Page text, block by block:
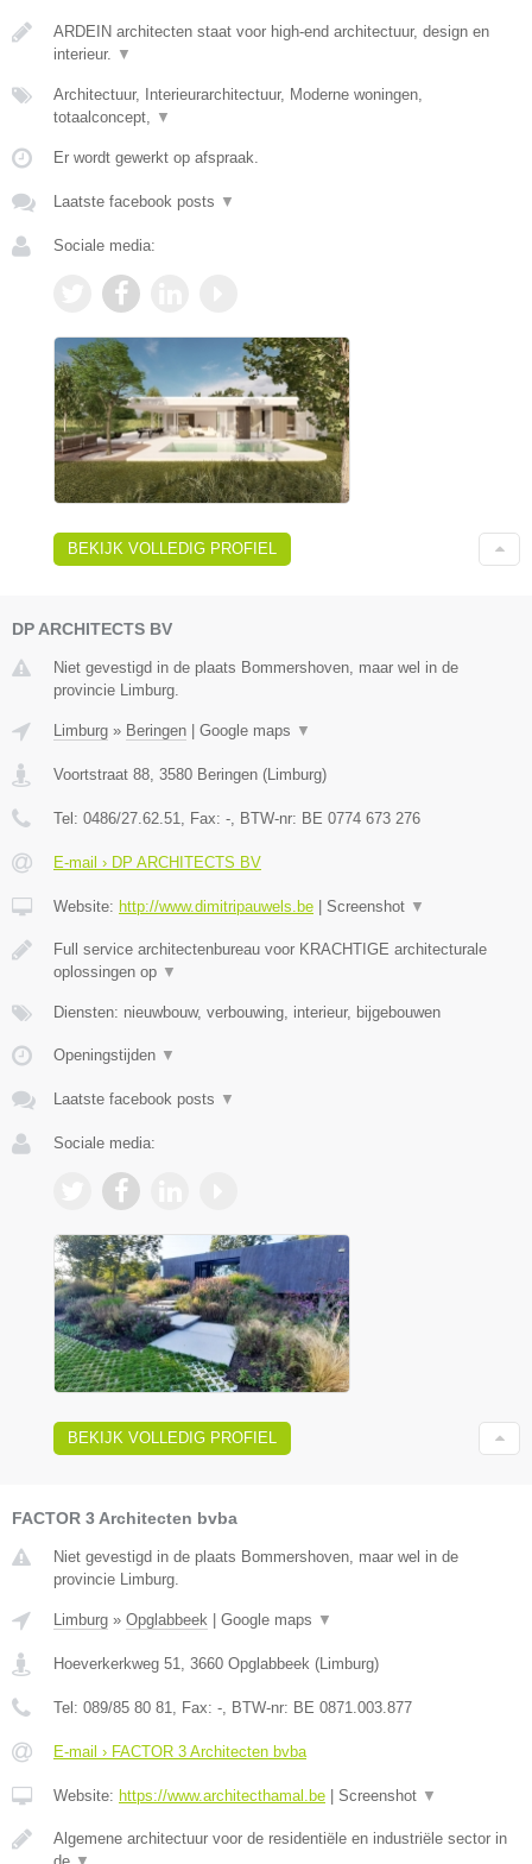
ARDEIN architecten staat voor high-end architectuur, design en
interieur. ▼
Architectuur, Interieurarchitectuur, Moderne woningen,
totaalconcept, ▼
Er wordt gewerkt op afspraak.
Laatste facebook posts ▼
Sociale media:
BEKIJK VOLLEDIG PROFIEL
DP ARCHITECTS BV
Niet gevestigd in de plaats Bommershoven, maar wel in de
provincie Limburg.
Limburg » Beringen Google maps ▼
Voortstraat 88, 3580 Beringen (Limburg)
Tel: 0486/27.62.51, Fax: -, BTW-nr: BE 0774 673 276
E-mail › DP ARCHITECTS BV
Website: http://www.dimitripauwels.be Screenshot ▼
Full service architectenbureau voor KRACHTIGE architecturale
oplossingen op ▼
Diensten: nieuwbouw, verbouwing, interieur, bijgebouwen
Openingstijden ▼
Laatste facebook posts ▼
Sociale media:
BEKIJK VOLLEDIG PROFIEL
FACTOR 3 Architecten bvba
Niet gevestigd in de plaats Bommershoven, maar wel in de
provincie Limburg.
Limburg » Opglabbeek Google maps ▼
Hoeverkerkweg 51 3660 Opglabbeek ( Limburg)
Tel: 089/85 80 81 , Fax: - , BTW-nr: BE 0871.003.877
E-mail › FACTOR 3 Architecten bvba
Website: https://www.architecthamal.be Screenshot ▼
Algemene architectuur voor de residentiële en industriële sector in